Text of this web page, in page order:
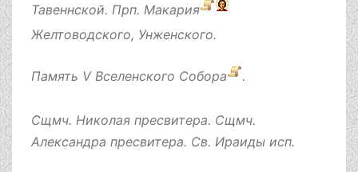
Тавеннской. Прп. Макария
Желтоводского, Унженского.
Память V Вселенского Собора .
Сщмч. Николая пресвитера. Сщмч.
Александра пресвитера. Св. Ираиды исп.